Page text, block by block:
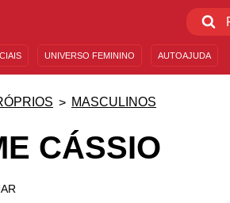
UNIVERSO FEMININO AUTOAJUDA
MASCULINOS
CÁSSIO